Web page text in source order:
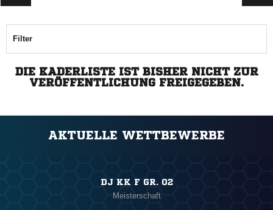
Filter
DIE KADERLISTE IST BISHER NICHT ZUR
VERÖFFENTLICHUNG FREIGEGEBEN.
AKTUELLE WETTBEWERBE
DJ KK F GR. 02
Meisterschaft